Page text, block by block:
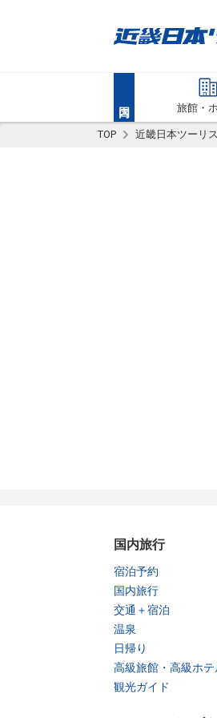
旅館・
TOP 近畿日本ツーリ
国内旅行
宿泊予約
国内旅行
交通＋宿泊
温泉
日帰り
高級旅館・高級ホテ
観光ガイド